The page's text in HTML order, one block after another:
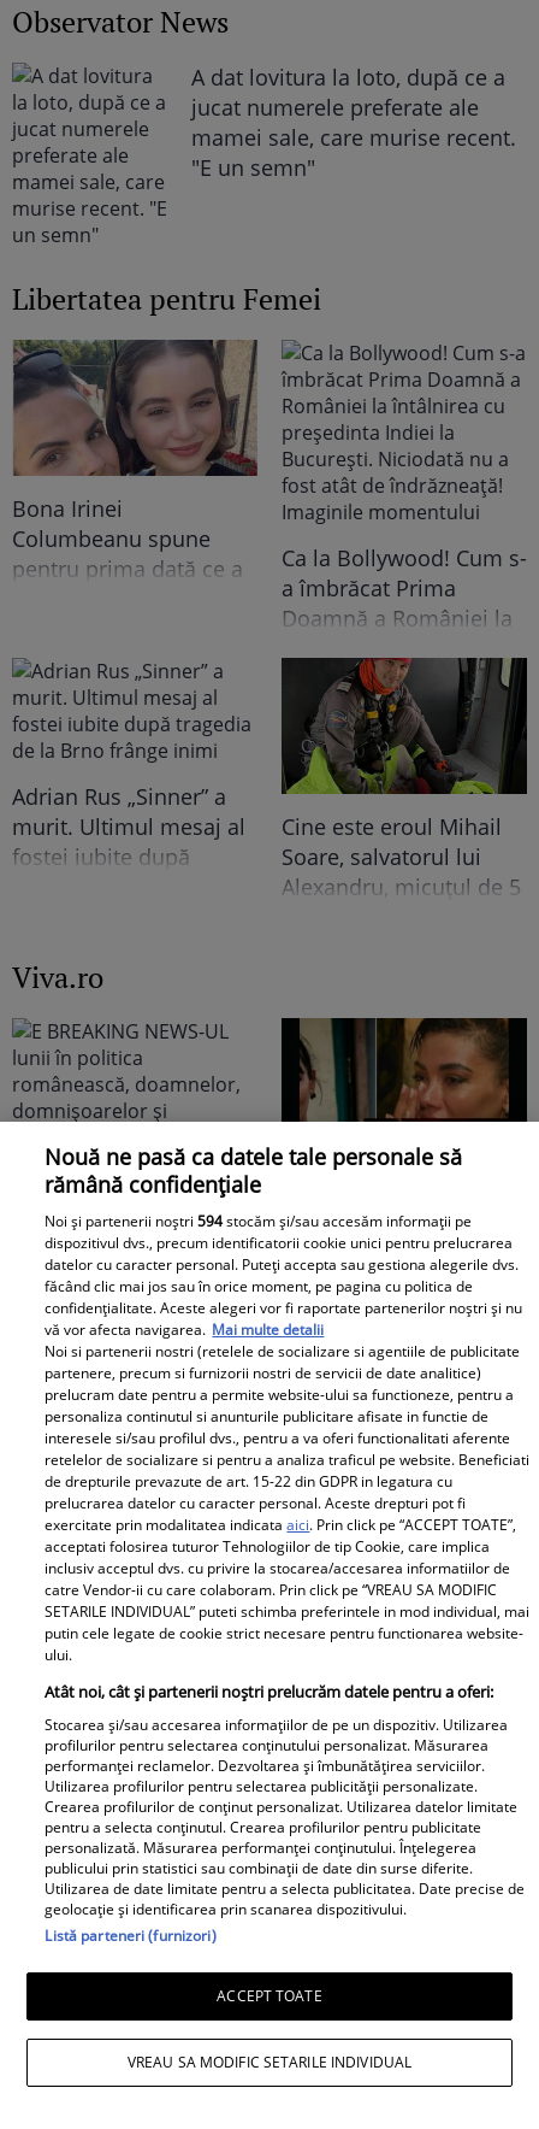
Observator News
A dat lovitura la loto, după ce a
jucat numerele preferate ale
mamei sale, care murise recent.
"E un semn"
Libertatea pentru Femei
Bona Irinei
Columbeanu spune
pentru prima dată ce a
niciodată la TV: ”Eu am
cunoscut o altă latură a
relației lor. În casă era o
atmosferă..."
Ca la Bollywood! Cum s-
a îmbrăcat Prima
Doamnă a României la
Indiei la București.
Niciodată nu a fost atât
de îndrăzneață!
Imaginile momentului
Adrian Rus „Sinner” a
murit. Ultimul mesaj al
fostei iubite după
Cine este eroul Mihail
Soare, salvatorul lui
Alexandru, micuțul de 5
Viva.ro
E BREAKING NEWS-UL
lunii în politica
românească,
doamnelor,
domnișoarelor și
domnilor! Astăzi, Sorin
Grindeanu a făcut
ANUNȚUL pe care nici
colegii lui nu se
așteptau să-l audă. Într-
o mișcare FULGER,
liderul PSD tocmai a dat
o veste importantă
mondenă! DESPĂRȚIRE
cu scântei în showbiz-ul
românesc! Îndrăgita
noastră vedetă a
recunoscut TOT, dar
tooot: „Mă abțin să nu-i
scriu. Am făcut
scandal!” Ce s-a
întâmplat e...
Tocmai a picat
adevărata 💣în showbiz!
Pentru PRIMA OARĂ,
Cabral rupe tăcerea
despre DIVORȚUL de
Andreea Ibacka, iar ce a
putut face public a
tare decât mi-ar fi
plăcut să cred. Nu mi-a
convenit să..." Iar în
continuarea a vorbit
bine. Nu îi știu familia".
A tăcut luni întregi, dar
acum Gina Matache a
Nouă ne pasă ca datele tale personale să
rămână confidențiale
Noi și partenerii noștri594stocăm și/sau accesăm informații pe
dispozitivul dvs., precum identificatorii cookie unici pentru prelucrarea
datelor cu caracter personal. Puteți accepta sau gestiona alegerile dvs.
făcând clic mai jos sau în orice moment, pe pagina cu politica de
confidențialitate. Aceste alegeri vor fi raportate partenerilor noștri și nu
vă vor afecta navigarea. Mai multe detalii
Noi si partenerii nostri (retelele de socializare si agentiile de publicitate
partenere, precum si furnizorii nostri de servicii de date analitice)
prelucram date pentru a permite website-ului sa functioneze, pentru a
personaliza continutul si anunturile publicitare afisate in functie de
interesele si/sau profilul dvs., pentru a va oferi functionalitati aferente
retelelor de socializare si pentru a analiza traficul pe website. Beneficiati
de drepturile prevazute de art. 15-22 din GDPR in legatura cu
prelucrarea datelor cu caracter personal. Aceste drepturi pot fi
exercitate prin modalitatea indicataaici. Prin click pe “ACCEPT TOATE”,
acceptati folosirea tuturor Tehnologiilor de tip Cookie, care implica
inclusiv acceptul dvs. cu privire la stocarea/accesarea informatiilor de
catre Vendor-ii cu care colaboram. Prin click pe “VREAU SA MODIFIC
SETARILE INDIVIDUAL” puteti schimba preferintele in mod individual, mai
putin cele legate de cookie strict necesare pentru functionarea website-
ului.
Atât noi, cât și partenerii noștri prelucrăm datele pentru a oferi:
Stocarea și/sau accesarea informațiilor de pe un dispozitiv. Utilizarea
profilurilor pentru selectarea conținutului personalizat. Măsurarea
performanței reclamelor. Dezvoltarea și îmbunătățirea serviciilor.
Utilizarea profilurilor pentru selectarea publicității personalizate.
Crearea profilurilor de conținut personalizat. Utilizarea datelor limitate
pentru a selecta conținutul. Crearea profilurilor pentru publicitate
personalizată. Măsurarea performanței conținutului. Înțelegerea
publicului prin statistici sau combinații de date din surse diferite.
Utilizarea de date limitate pentru a selecta publicitatea. Date precise de
geolocație și identificarea prin scanarea dispozitivului.
Listă parteneri (furnizori)
ACCEPT TOATE
VREAU SA MODIFIC SETARILE INDIVIDUAL